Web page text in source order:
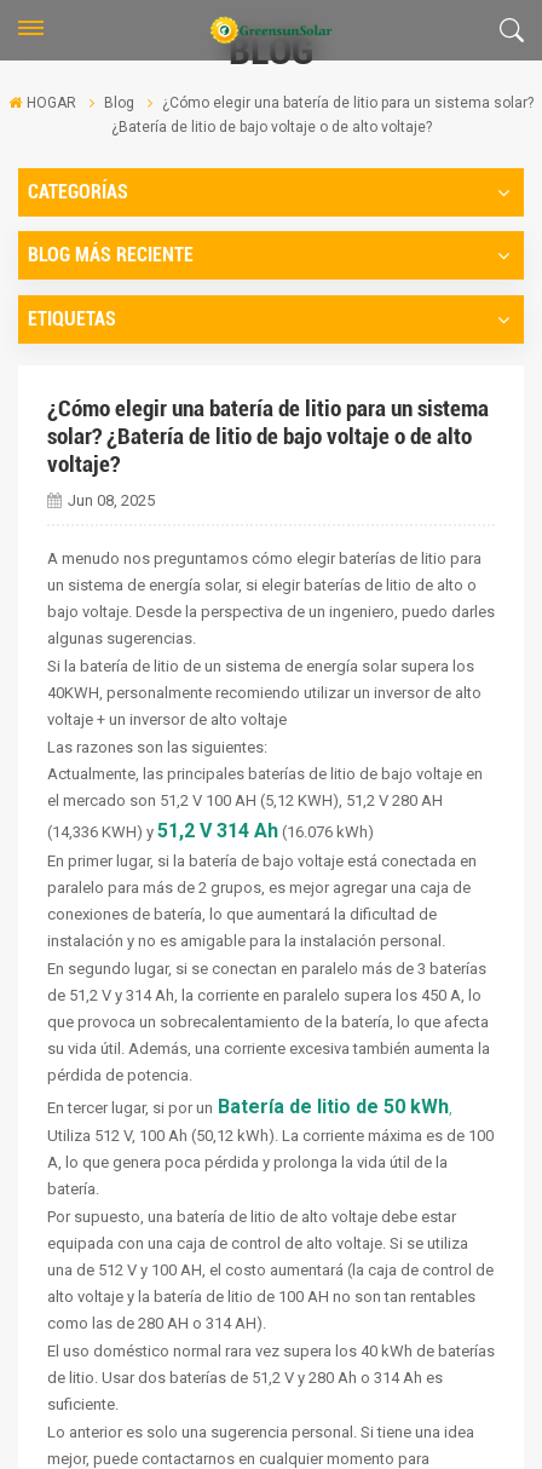
BLOG
HOGAR Blog
¿Cómo elegir una batería de litio para un sistema solar?
¿Batería de litio de bajo voltaje o de alto voltaje?
CATEGORÍAS
BLOG MÁS RECIENTE
ETIQUETAS
¿Cómo elegir una batería de litio para un sistema
solar? ¿Batería de litio de bajo voltaje o de alto
voltaje?
Jun 08, 2025
A menudo nos preguntamos cómo elegir baterías de litio para
un sistema de energía solar, si elegir baterías de litio de alto o
bajo voltaje. Desde la perspectiva de un ingeniero, puedo darles
algunas sugerencias.
Si la batería de litio de un sistema de energía solar supera los
40KWH, personalmente recomiendo utilizar un inversor de alto
voltaje + un inversor de alto voltaje
Las razones son las siguientes:
Actualmente, las principales baterías de litio de bajo voltaje en
el mercado son 51,2 V 100 AH (5,12 KWH), 51,2 V 280 AH
(14,336 KWH) y 51,2 V 314 Ah (16.076 kWh)
En primer lugar, si la batería de bajo voltaje está conectada en
paralelo para más de 2 grupos, es mejor agregar una caja de
conexiones de batería, lo que aumentará la dificultad de
instalación y no es amigable para la instalación personal.
En segundo lugar, si se conectan en paralelo más de 3 baterías
de 51,2 V y 314 Ah, la corriente en paralelo supera los 450 A, lo
que provoca un sobrecalentamiento de la batería, lo que afecta
su vida útil. Además, una corriente excesiva también aumenta la
pérdida de potencia.
En tercer lugar, si por un Batería de litio de 50 kWh,
Utiliza 512 V, 100 Ah (50,12 kWh). La corriente máxima es de 100
A, lo que genera poca pérdida y prolonga la vida útil de la
batería.
Por supuesto, una batería de litio de alto voltaje debe estar
equipada con una caja de control de alto voltaje. Si se utiliza
una de 512 V y 100 AH, el costo aumentará (la caja de control de
alto voltaje y la batería de litio de 100 AH no son tan rentables
como las de 280 AH o 314 AH).
El uso doméstico normal rara vez supera los 40 kWh de baterías
de litio. Usar dos baterías de 51,2 V y 280 Ah o 314 Ah es
suficiente.
Lo anterior es solo una sugerencia personal. Si tiene una idea
mejor, puede contactarnos en cualquier momento para